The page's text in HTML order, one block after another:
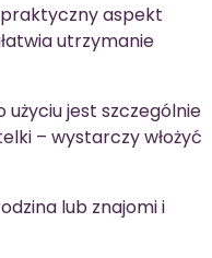
aspekt
utrzymanie
jest szczególnie
– wystarczy włożyć
lub znajomi i